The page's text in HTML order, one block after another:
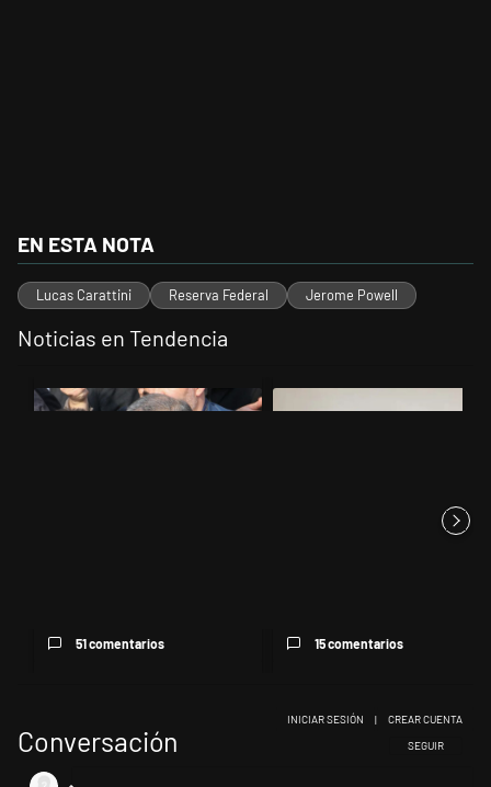
EN ESTA NOTA
Lucas Carattini Reserva Federal Jerome Powell
Noticias en Tendencia
Un artículo de tendencia con el título "Irán nombró al ideólogo del
51 comentarios
Un artículo de tendencia con el
15 comentarios
Conversación SIGA ESTA
SEGUIR
INICIAR SESIÓN | CREAR CUENTA